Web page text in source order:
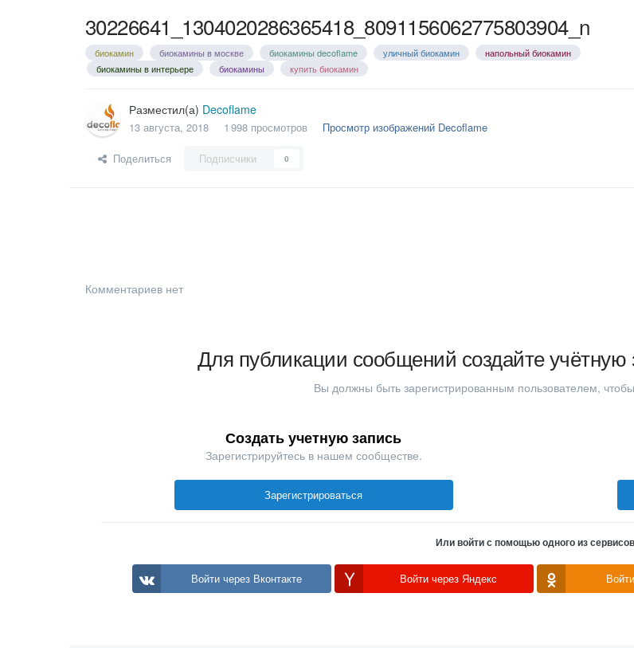
30226641_1304020286365418_8091156062775803904_n
биокамин биокамины в москве биокамины decoflame уличный биокамин
напольный биокамин
биокамины в интерьере
биокамины купить биокамин
Разместил(а) Decoflame
13 августа, 2018 1 998 просмотров Просмотр изображений Decoflame
Поделиться Подписчики 0
Комментариев нет
Для публикации сообщений создайте учётную
Вы должны быть зарегистрированным пользователем,
Создать учетную запись
Зарегистрируйтесь в нашем сообществе.
Зарегистрироваться
Или войти с помощью одного из сервисов
Войти через Вконтакте Войти через Яндекс